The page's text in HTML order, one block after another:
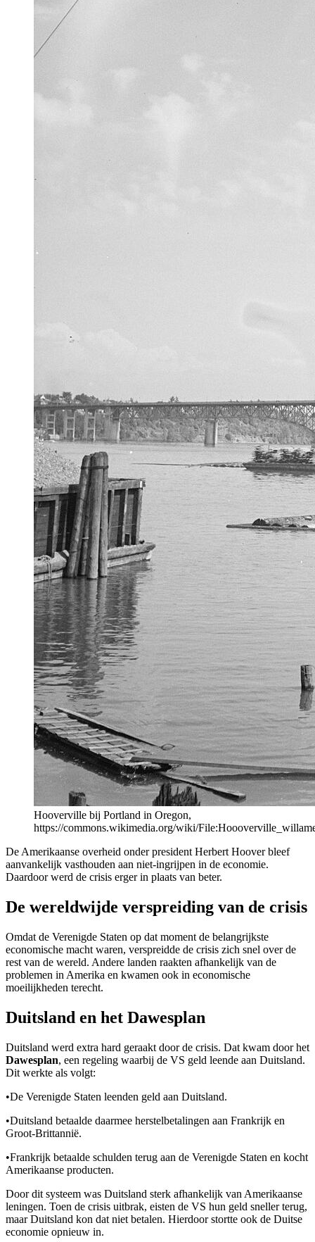
Hooverville bij Portland in Oregon,
https://commons.wikimedia.org/wiki/
De Amerikaanse overheid onder president Herbert Hoover bleef
aanvankelijk vasthouden aan niet-ingrijpen in de economie.
Daardoor werd de crisis erger in plaats van beter.
De wereldwijde verspreiding van de crisis
Omdat de Verenigde Staten op dat moment de belangrijkste
economische macht waren, verspreidde de crisis zich snel over de
rest van de wereld. Andere landen raakten afhankelijk van de
problemen in Amerika en kwamen ook in economische
moeilijkheden terecht.
Duitsland en het Dawesplan
Duitsland werd extra hard geraakt door de crisis. Dat kwam door het
Dawesplan, een regeling waarbij de VS geld leende aan Duitsland.
Dit werkte als volgt:
•De Verenigde Staten leenden geld aan Duitsland.
•Duitsland betaalde daarmee herstelbetalingen aan Frankrijk en
Groot-Brittannië.
•Frankrijk betaalde schulden terug aan de Verenigde Staten en kocht
Amerikaanse producten.
Door dit systeem was Duitsland sterk afhankelijk van Amerikaanse
leningen. Toen de crisis uitbrak, eisten de VS hun geld sneller terug,
maar Duitsland kon dat niet betalen. Hierdoor stortte ook de Duitse
economie opnieuw in.